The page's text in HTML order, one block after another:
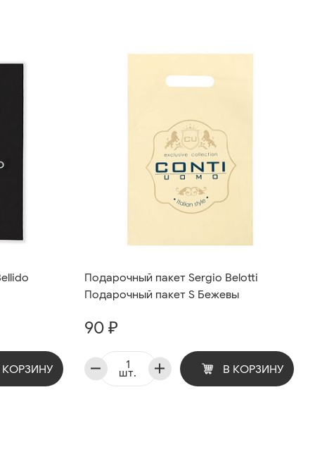
КОРЗИНУ
Подарочный пакет Sergio Belotti
Подарочный пакет S Бежевы
90 ₽
шт. В КОРЗИНУ